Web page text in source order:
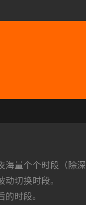
量个个时段（除
切换时段。
时段。